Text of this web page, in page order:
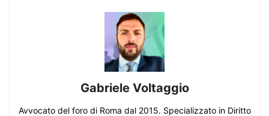
Gabriele Voltaggio
Avvocato del foro di Roma dal 2015. Specializzato in Diritto